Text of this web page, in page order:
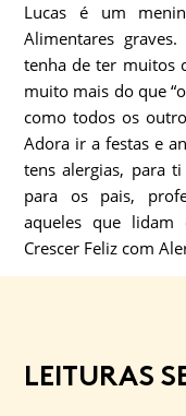
Lucas é um
Alimentares
tenha de ter muitos
muito mais do que
como todos os
Adora ir a festas e
tens alergias, para
para os pais,
aqueles que lidam
Crescer Feliz com
LEITURAS